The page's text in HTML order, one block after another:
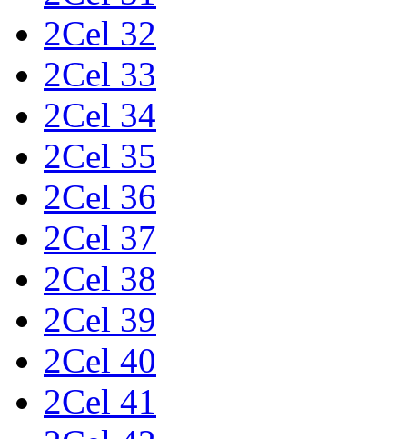
2Cel 32
2Cel 33
2Cel 34
2Cel 35
2Cel 36
2Cel 37
2Cel 38
2Cel 39
2Cel 40
2Cel 41